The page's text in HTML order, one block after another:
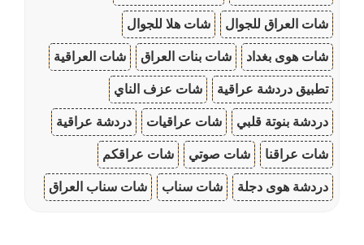
شات العراق للجوال شات هلا للجوال
شات هوى بغداد شات بنات العراق شات العراقية
تطبيق دردشة عراقية شات عزف الناي
دردشة بنوتة قلبي شات عراقيات دردشة عراقية
شات عراقنا شات صوتي شات عراقكم
دردشة هوى دجلة شات سناب شات سناب العراق